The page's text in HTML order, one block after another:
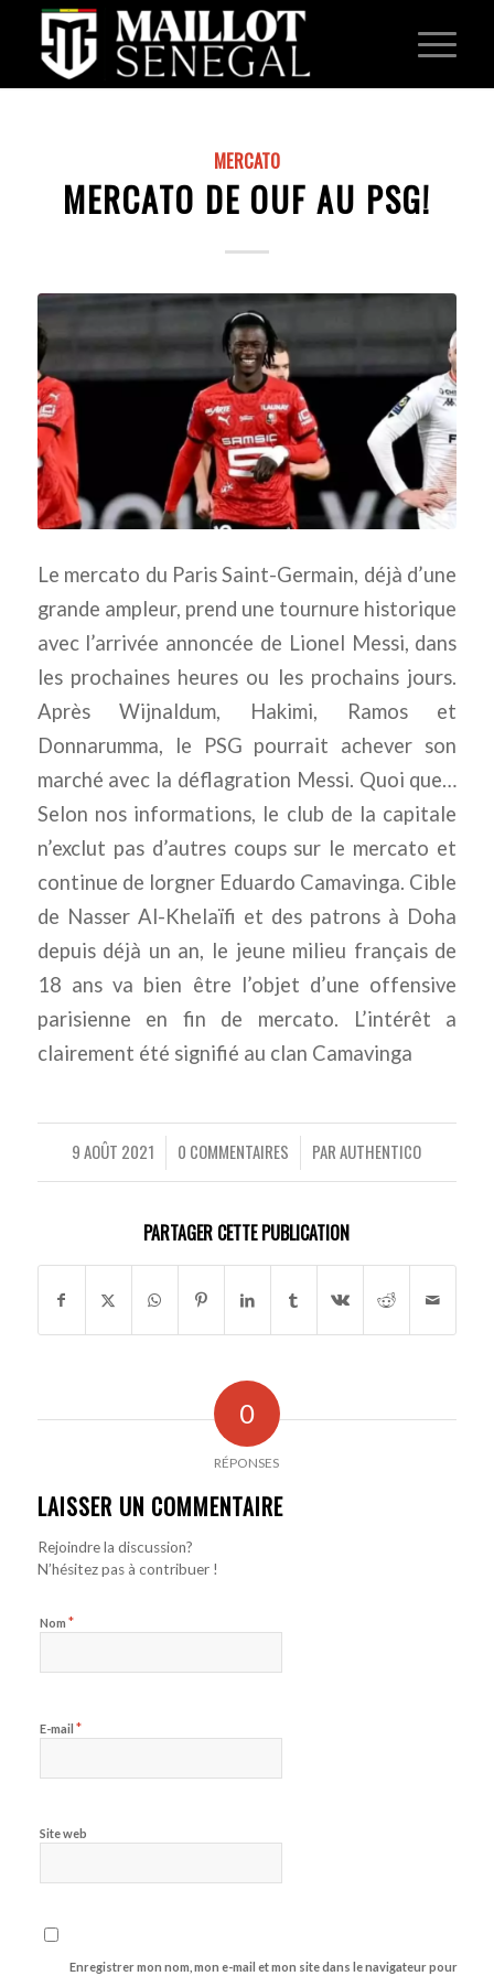
MERCATO
MERCATO DE OUF AU PSG!
Le mercato du Paris Saint-Germain, déjà d’une
grande ampleur, prend une tournure historique
avec l’arrivée annoncée de Lionel Messi, dans
les prochaines heures ou les prochains jours.
Après Wijnaldum, Hakimi, Ramos et
Donnarumma, le PSG pourrait achever son
marché avec la déflagration Messi. Quoi que…
Selon nos informations, le club de la capitale
n’exclut pas d’autres coups sur le mercato et
continue de lorgner Eduardo Camavinga. Cible
de Nasser Al-Khelaïfi et des patrons à Doha
depuis déjà un an, le jeune milieu français de
18 ans va bien être l’objet d’une offensive
parisienne en fin de mercato. L’intérêt a
clairement été signifié au clan Camavinga
9 AOÛT 2021
/ 0 COMMENTAIRES
/ PARAUTHENTICO
PARTAGER CETTE PUBLICATION
0
RÉPONSES
LAISSER UN COMMENTAIRE
Rejoindre la discussion?
N’hésitez pas à contribuer !
Nom *
E-mail *
Site web
Enregistrer mon nom, mon e-mail et mon site dans le navigateur pour